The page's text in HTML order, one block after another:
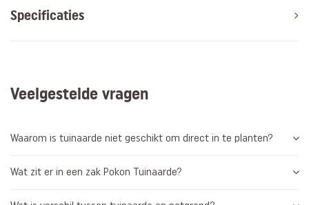
Specificaties
Veelgestelde vragen
Waarom is tuinaarde niet geschikt om direct in te planten?
Wat zit er in een zak Pokon Tuinaarde?